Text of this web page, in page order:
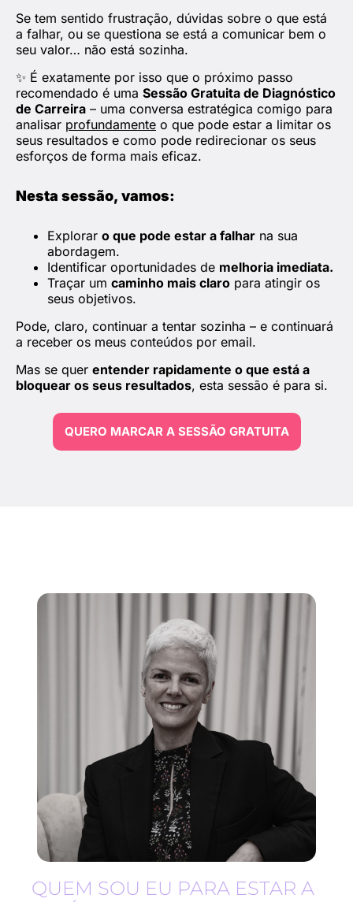
Se tem sentido frustração, dúvidas sobre o que está
a falhar, ou se questiona se está a comunicar bem o
seu valor… não está sozinha.
✨ É exatamente por isso que o próximo passo
recomendado é uma Sessão Gratuita de Diagnóstico
de Carreira – uma conversa estratégica comigo para
analisar profundamente o que pode estar a limitar os
seus resultados e como pode redirecionar os seus
esforços de forma mais eficaz.
Nesta sessão, vamos:
Explorar o que pode estar a falhar na sua
abordagem.
Identificar oportunidades de melhoria imediata.
Traçar um caminho mais claro para atingir os
seus objetivos.
Pode, claro, continuar a tentar sozinha – e continuará
a receber os meus conteúdos por email.
Mas se quer entender rapidamente o que está a
bloquear os seus resultados, esta sessão é para si.
QUERO MARCAR A SESSÃO GRATUITA
QUEM SOU EU PARA ESTAR A